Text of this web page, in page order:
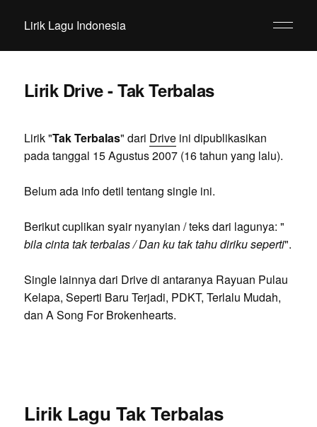
Lirik Lagu Indonesia
Lirik Drive - Tak Terbalas
Lirik "Tak Terbalas" dari Driveini dipublikasikan
pada tanggal 15 Agustus 2007 (16 tahun yang lalu).
Belum ada info detil tentang single ini.
Berikut cuplikan syair nyanyian / teks dari lagunya: "
bila cinta tak terbalas / Dan ku tak tahu diriku seperti".
Single lainnya dari Drive di antaranya Rayuan Pulau
Kelapa, Seperti Baru Terjadi, PDKT, Terlalu Mudah,
dan A Song For Brokenhearts.
Lirik Lagu Tak Terbalas